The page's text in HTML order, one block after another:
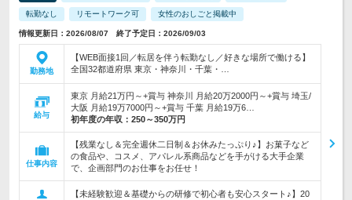
転勤なし リモートワーク可 女性のおしごと掲載中
情報更新日：2026/08/07 終了予定日：2026/09/03
勤務地
【WEB面接1回／転居を伴う転勤なし／好きな場所で働ける】
全国32都道府県 東京・神奈川・千葉・…
給与
東京 月給21万円～+賞与 神奈川 月給20万2000円～+賞与 埼玉/
大阪 月給19万7000円～+賞与 千葉 月給19万6…
初年度の年収： 250～350万円
仕事内容
【残業なし＆完全週休二日制＆お休みたっぷり♪】お菓子など
の食品や、コスメ、アパレル系商品などを手がける大手企業
で、企画部門のお仕事をお任せ！
【未経験歓迎＆基礎からの研修で初心者も安心スタート♪】20